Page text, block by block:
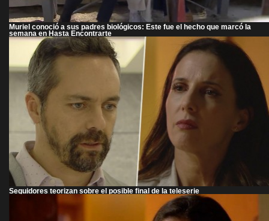
Muriel conoció a sus padres biológicos: Este fue el hecho que marcó la
semana en Hasta Encontrarte
Seguidores teorizan sobre el posible final de la teleserie